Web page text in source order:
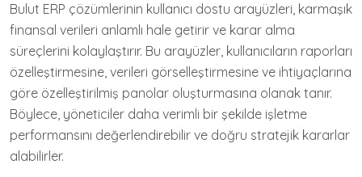
Bulut ERP çözümlerinin kullanıcı dostu arayüzleri, karmaşık
finansal verileri anlamlı hale getirir ve karar alma
süreçlerini kolaylaştırır. Bu arayüzler, kullanıcıların raporları
özelleştirmesine, verileri görselleştirmesine ve ihtiyaçlarına
göre özelleştirilmiş panolar oluşturmasına olanak tanır.
Böylece, yöneticiler daha verimli bir şekilde işletme
performansını değerlendirebilir ve doğru stratejik kararlar
alabilirler.